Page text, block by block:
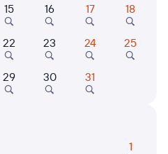
7,7
16:10
Маршрут
15 16 17 18
22 23 24 25
29 30 31
1